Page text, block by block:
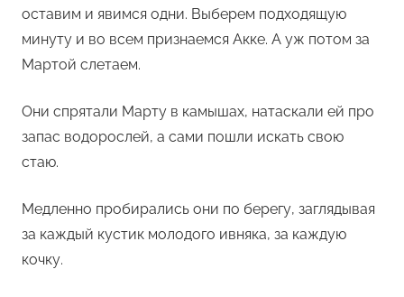
оставим и явимся одни. Выберем подходящую
минуту и во всем признаемся Акке. А уж потом за
Мартой слетаем.
Они спрятали Марту в камышах, натаскали ей про
запас водорослей, а сами пошли искать свою
стаю.
Медленно пробирались они по берегу, заглядывая
за каждый кустик молодого ивняка, за каждую
кочку.